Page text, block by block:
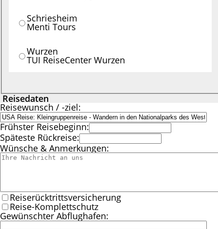
Schriesheim
Menti Tours
Wurzen
TUI ReiseCenter Wurzen
Reisedaten
Reisewunsch / -ziel:
Frühster Reisebeginn:
Späteste Rückreise:
Wünsche & Anmerkungen:
Reiserücktrittsversicherung
Reise-Komplettschutz
Gewünschter Abflughafen: